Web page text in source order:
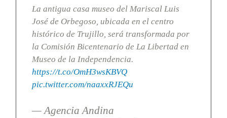
La antigua casa museo del Mariscal Luis
José de Orbegoso, ubicada en el centro
histórico de Trujillo, será transformada por
la Comisión Bicentenario de La Libertad en
Museo de la Independencia.
https://t.co/OmH3wsKBVQ
pic.twitter.com/naaxxRJEQu
— Agencia Andina